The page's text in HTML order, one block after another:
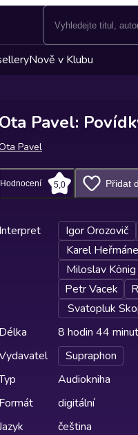
Nově v Klubu
Ota Pavel:
Pavel
Hodnocení 5,0 Přidat
Interpret Igor Orozovič
Karel
Miloslav König
Petr Vacek
Svatopluk
Délka
8 hodin 44 minut
Supraphon
Audiokniha
Formát
digitální
čeština